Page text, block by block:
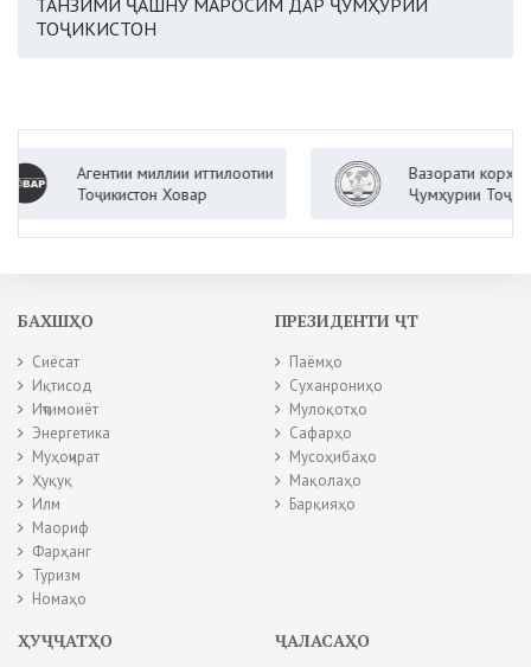
ТОҶИКИСТОН
Агентии миллии иттилоотии
Тоҷикистон Ховар
Вазорати корҳои
Ҷумҳурии Тоҷикистон
БАХШҲО
Сиёсат
Иқтисод
Иҷтимоиёт
Энергетика
Муҳоҷират
Ҳуқуқ
Илм
Маориф
Фарҳанг
Туризм
Номаҳо
ПРЕЗИДЕНТИ ҶТ
Паёмҳо
Суханрониҳо
Мулоқотҳо
Сафарҳо
Мусоҳибаҳо
Мақолаҳо
Барқияҳо
ҲУҶҶАТҲО ҶАЛАСАҲО